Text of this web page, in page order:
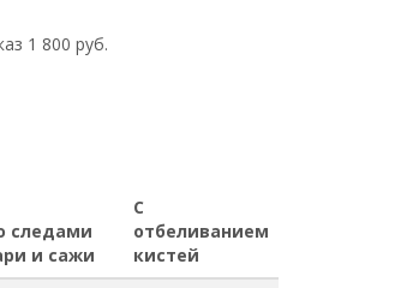
1 800 руб.
следами
и сажи
С
отбеливанием
кистей